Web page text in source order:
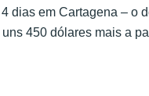
dias em Cartagena – o
450 dólares mais a